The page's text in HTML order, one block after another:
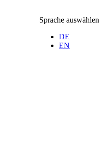
Sprache auswählen
DE
EN